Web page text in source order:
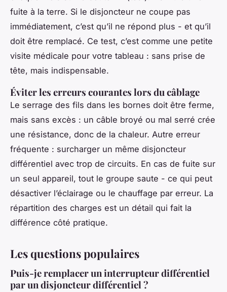
fuite à la terre. Si le disjoncteur ne coupe pas
immédiatement, c’est qu’il ne répond plus - et qu’il
doit être remplacé. Ce test, c’est comme une petite
visite médicale pour votre tableau : sans prise de
tête, mais indispensable.
Éviter les erreurs courantes lors du câblage
Le serrage des fils dans les bornes doit être ferme,
mais sans excès : un câble broyé ou mal serré crée
une résistance, donc de la chaleur. Autre erreur
fréquente : surcharger un même disjoncteur
différentiel avec trop de circuits. En cas de fuite sur
un seul appareil, tout le groupe saute - ce qui peut
désactiver l’éclairage ou le chauffage par erreur. La
répartition des charges est un détail qui fait la
différence côté pratique.
Les questions populaires
Puis-je remplacer un interrupteur différentiel
par un disjoncteur différentiel ?